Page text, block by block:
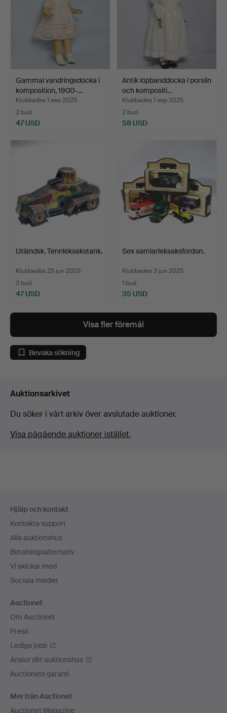
Gammal vandringsdocka i
komposition, 1900-…
Klubbades 1 sep 2025
2 bud
47 USD
Antik löpbanddocka i porslin
och kompositi…
Klubbades 1 sep 2025
2 bud
58 USD
Utländsk. Tennleksakstank.
Klubbades 25 jun 2025
3 bud
47 USD
Sex samlarleksaksfordon.
Klubbades 3 jun 2025
1 bud
35 USD
Visa fler föremål
Bevaka sökning
Auktionsarkivet
Du söker i vårt arkiv över avslutade auktioner.
Visa pågående auktioner istället.
Hjälp och kontakt
Kontakta support
Alla auktionshus
Betalningsalternativ
Vi skickar med
Sociala medier
Auctionet
Om Auctionet
Press
Lediga jobb
Anslut ditt auktionshus
Auctionets garanti
Mer från Auctionet
Auctionet Magazine